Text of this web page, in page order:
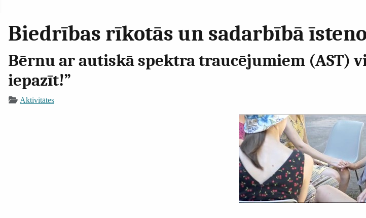
Biedrības rīkotās un sadarbībā
Bērnu ar autiskā spektra traucējumiem (AST)
iepazīt!”
Aktivitātes